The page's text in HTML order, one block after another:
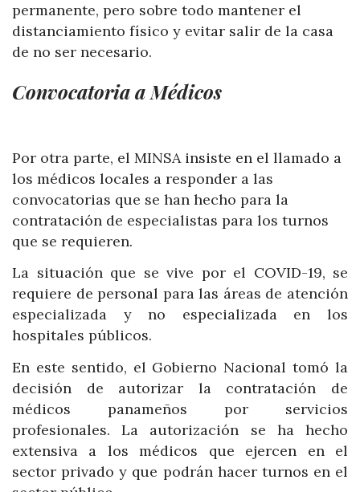
permanente, pero sobre todo mantener el
distanciamiento físico y evitar salir de la casa
de no ser necesario.
Convocatoria a Médicos
Por otra parte, el MINSA insiste en el llamado a
los médicos locales a responder a las
convocatorias que se han hecho para la
contratación de especialistas para los turnos
que se requieren.
La situación que se vive por el COVID-19, se
requiere de personal para las áreas de atención
especializada y no especializada en los
hospitales públicos.
En este sentido, el Gobierno Nacional tomó la
decisión de autorizar la contratación de
médicos panameños por servicios
profesionales. La autorización se ha hecho
extensiva a los médicos que ejercen en el
sector privado y que podrán hacer turnos en el